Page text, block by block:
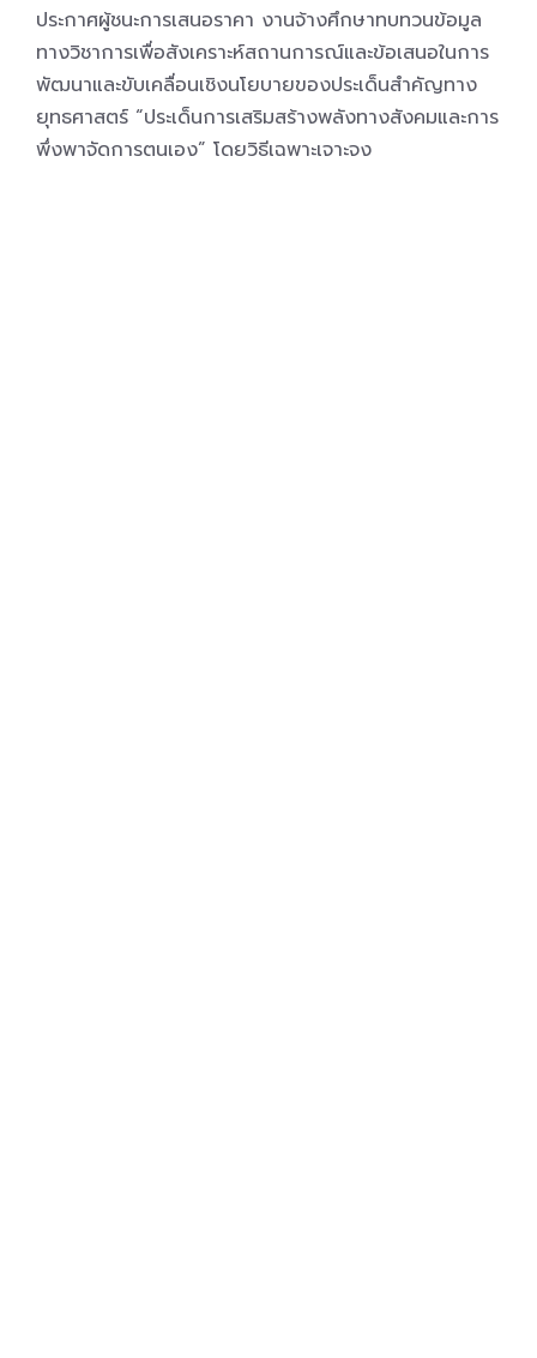
ประกาศผู้ชนะการเสนอราคา งานจ้างศึกษาทบทวนข้อมูล
ทางวิชาการเพื่อสังเคราะห์สถานการณ์และข้อเสนอในการ
พัฒนาและขับเคลื่อนเชิงนโยบายของประเด็นสำคัญทาง
ยุทธศาสตร์ “ประเด็นการเสริมสร้างพลังทางสังคมและการ
พึ่งพาจัดการตนเอง” โดยวิธีเฉพาะเจาะจง